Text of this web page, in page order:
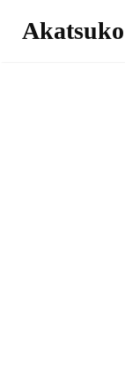
Akatsuko